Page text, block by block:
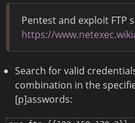
Pentest and exploit FTP
https://
Search for valid
combination in the
[p]asswords: